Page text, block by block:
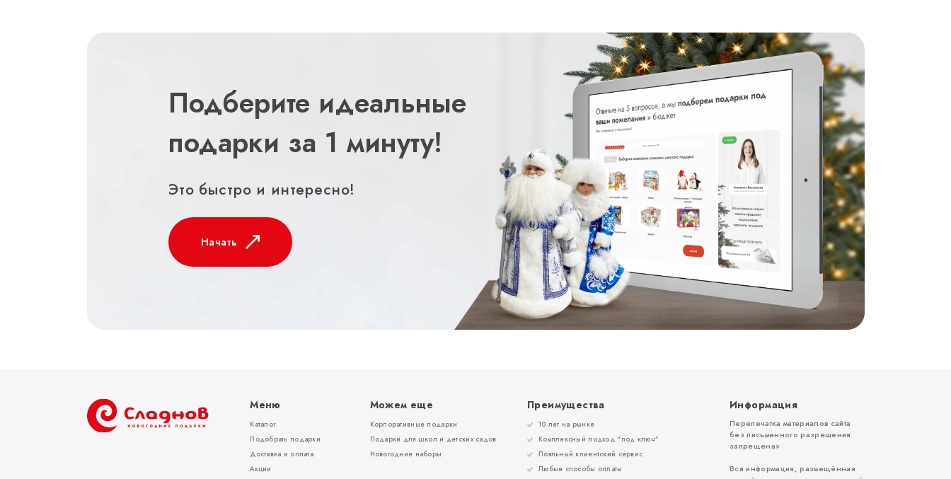
Подберите идеальные
подарки за 1 минуту!
Это быстро и интересно!
Начать
Меню
Каталог
Подобрать подарки
Доставка и оплата
Акции
Можем еще
Корпоративные подарки
Подарки для школ и детских садов
Новогодние наборы
Преимущества
10 лет на рынке
Комплексный подход “под ключ”
Лояльный клиентский сервис
Любые способы оплаты
Информация
Перепечатка материалов сайта
без письменного разрешения
запрещена»
Вся информация, размещённая